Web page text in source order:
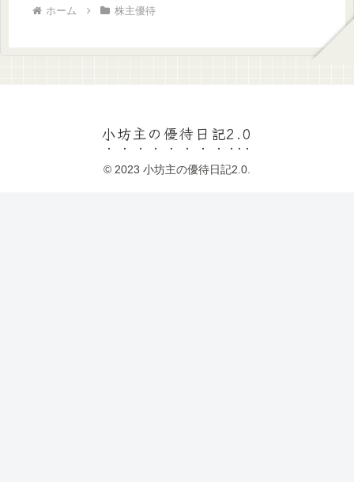
ホーム 株主優待
小坊主の優待日記2.0
© 2023 小坊主の優待日記2.0.